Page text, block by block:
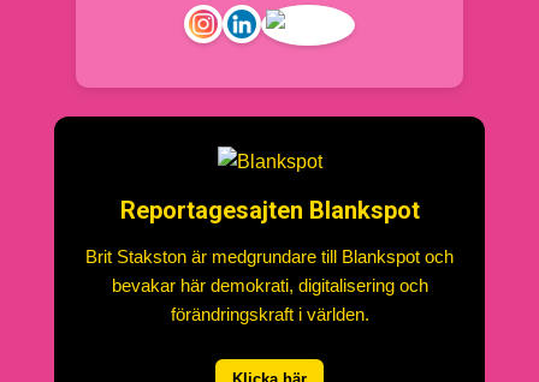
Reportagesajten Blankspot
Brit Stakston är medgrundare till Blankspot och
bevakar här demokrati, digitalisering och
förändringskraft i världen.